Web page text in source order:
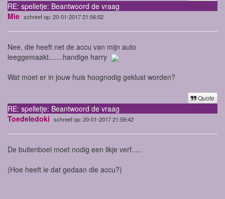
RE: spelletje: Beantwoord de vraag
Mie schreef op: 20-01-2017 21:56:52
Nee, die heeft net de accu van mijn auto
leeggemaakt.......handige harry
Wat moet er in jouw huis hoognodig geklust worden?
Quote
RE: spelletje: Beantwoord de vraag
Toedeledoki schreef op: 20-01-2017 21:59:42
De buitenboel moet nodig een likje verf.....
(Hoe heeft ie dat gedaan die accu?)